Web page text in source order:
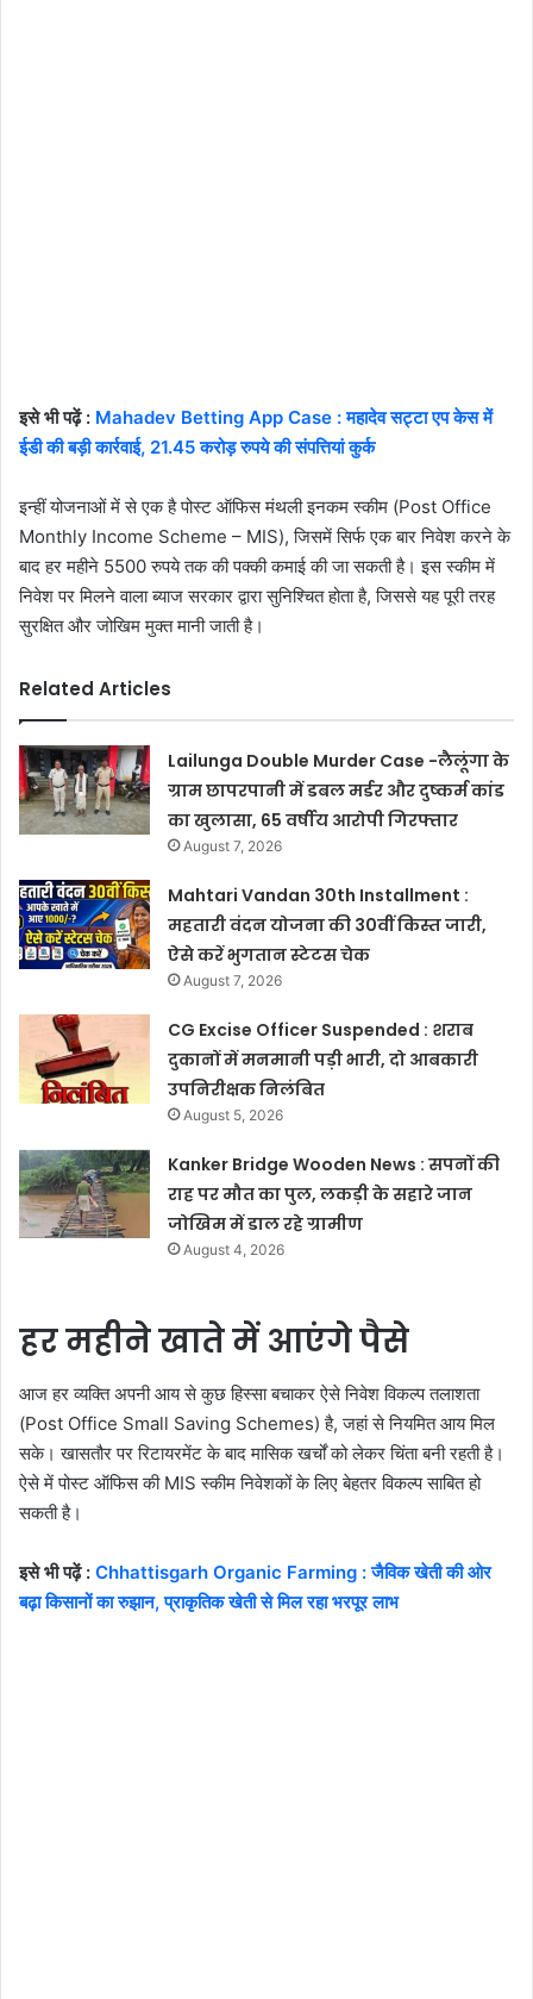
इसे भी पढ़ें : Mahadev Betting App Case : महादेव सट्टा एप केस में
ईडी की बड़ी कार्रवाई, 21.45 करोड़ रुपये की संपत्तियां कुर्क
इन्हीं योजनाओं में से एक है पोस्ट ऑफिस मंथली इनकम स्कीम (Post Office
Monthly Income Scheme – MIS), जिसमें सिर्फ एक बार निवेश करने के
बाद हर महीने 5500 रुपये तक की पक्की कमाई की जा सकती है। इस स्कीम में
निवेश पर मिलने वाला ब्याज सरकार द्वारा सुनिश्चित होता है, जिससे यह पूरी तरह
सुरक्षित और जोखिम मुक्त मानी जाती है।
Related Articles
Lailunga Double Murder Case -लैलूंगा के
ग्राम छापरपानी में डबल मर्डर और दुष्कर्म कांड
का खुलासा, 65 वर्षीय आरोपी गिरफ्तार
August 7, 2026
Mahtari Vandan 30th Installment :
महतारी वंदन योजना की 30वीं किस्त जारी,
ऐसे करें भुगतान स्टेटस चेक
August 7, 2026
CG Excise Officer Suspended : शराब
दुकानों में मनमानी पड़ी भारी, दो आबकारी
उपनिरीक्षक निलंबित
August 5, 2026
Kanker Bridge Wooden News : सपनों की
राह पर मौत का पुल, लकड़ी के सहारे जान
जोखिम में डाल रहे ग्रामीण
August 4, 2026
हर महीने खाते में आएंगे पैसे
आज हर व्यक्ति अपनी आय से कुछ हिस्सा बचाकर ऐसे निवेश विकल्प तलाशता
(Post Office Small Saving Schemes) है, जहां से नियमित आय मिल
सके। खासतौर पर रिटायरमेंट के बाद मासिक खर्चों को लेकर चिंता बनी रहती है।
ऐसे में पोस्ट ऑफिस की MIS स्कीम निवेशकों के लिए बेहतर विकल्प साबित हो
सकती है।
इसे भी पढ़ें : Chhattisgarh Organic Farming : जैविक खेती की ओर
बढ़ा किसानों का रुझान, प्राकृतिक खेती से मिल रहा भरपूर लाभ